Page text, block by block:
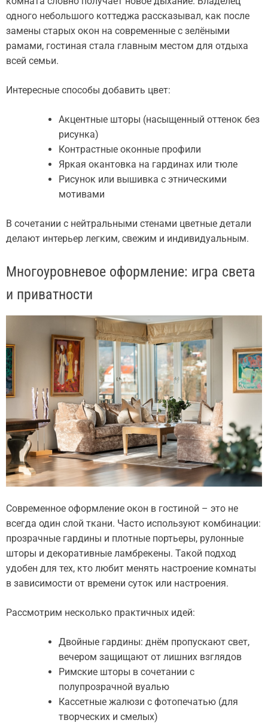
одного небольшого коттеджа рассказывал, как после
замены старых окон на современные с зелёными
рамами, гостиная стала главным местом для отдыха
всей семьи.
Интересные способы добавить цвет:
Акцентные шторы (насыщенный оттенок без
рисунка)
Контрастные оконные профили
Яркая окантовка на гардинах или тюле
Рисунок или вышивка с этническими
мотивами
В сочетании с нейтральными стенами цветные детали
делают интерьер легким, свежим и индивидуальным.
Многоуровневое оформление: игра света
и приватности
Современное оформление окон в гостиной – это не
всегда один слой ткани. Часто используют комбинации:
прозрачные гардины и плотные портьеры, рулонные
шторы и декоративные ламбрекены. Такой подход
удобен для тех, кто любит менять настроение комнаты
в зависимости от времени суток или настроения.
Рассмотрим несколько практичных идей:
Двойные гардины: днём пропускают свет,
вечером защищают от лишних взглядов
Римские шторы в сочетании с
полупрозрачной вуалью
Кассетные жалюзи с фотопечатью (для
творческих и смелых)